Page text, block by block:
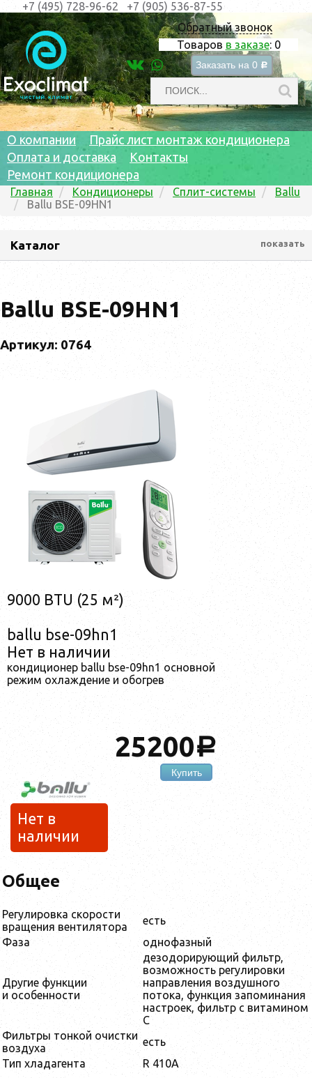
Обратный звонок
Товаров в заказе: 0
Заказать на 0 c
+7 (495) 728-96-62 +7 (905) 536-87-55
О компании
Прайс лист монтаж кондиционера
Оплата и доставка
Контакты
Ремонт кондиционера
Главная Кондиционеры Сплит-системы
Ballu
Ballu BSE-09HN1
Каталог показать
Ballu BSE-09HN1
Артикул: 0764
9000 BTU (25 м²)
ballu bse-09hn1
Нет в наличии
кондиционер ballu bse-09hn1 основной
режим охлаждение и обогрев
25200a
Купить
Нет в
наличии
Общее
Регулировка скорости
вращения вентилятора
есть
Фаза
однофазный
Другие функции
и особенности
дезодорирующий фильтр,
возможность регулировки
направления воздушного
потока, функция запоминания
настроек, фильтр с витамином
С
Фильтры тонкой очистки
воздуха
есть
Тип хладагента
R 410A